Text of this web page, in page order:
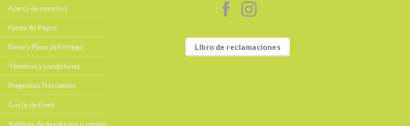
Acerca de nosotros
Forma de Pagos
Envio y Plazo de Entrega
Términos y condiciones
Preguntas Frecuentes
Costo de Envió
Políticas de devolución o cambio
LIbro de reclamaciones